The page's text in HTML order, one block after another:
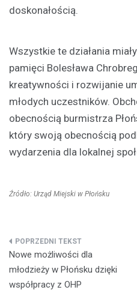
doskonałością.
Wszystkie te działania
pamięci Bolesława
kreatywności i rozwijanie
młodych uczestników.
obecnością burmistrza
który swoją obecnością
wydarzenia dla lokalnej
Źródło: Urząd Miejski w Płońsku
Nawigacja
wpisu
Nowe możliwości dla
młodzieży w Płońsku dzięki
współpracy z OHP